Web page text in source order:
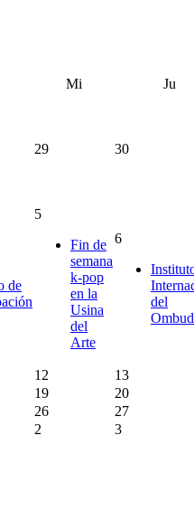
Mi Ju
29 30
de
5
Fin de
semana
k-pop
en la
Usina
del
Arte
6
del
12
13
19
20
26
27
2 3